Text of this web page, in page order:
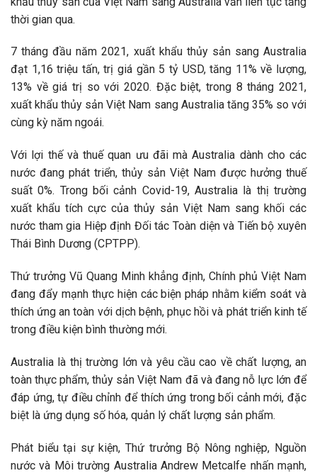
thời gian qua.
7 tháng đầu năm 2021, xuất khẩu thủy sản sang Australia
đạt 1,16 triệu tấn, trị giá gần 5 tỷ USD, tăng 11% về lượng,
13% về giá trị so với 2020. Đặc biệt, trong 8 tháng 2021,
xuất khẩu thủy sản Việt Nam sang Australia tăng 35% so với
cùng kỳ năm ngoái.
Với lợi thế và thuế quan ưu đãi mà Australia dành cho các
nước đang phát triển, thủy sản Việt Nam được hưởng thuế
suất 0%. Trong bối cảnh Covid-19, Australia là thị trường
xuất khẩu tích cực của thủy sản Việt Nam sang khối các
nước tham gia Hiệp định Đối tác Toàn diện và Tiến bộ xuyên
Thái Bình Dương (CPTPP).
Thứ trưởng Vũ Quang Minh khẳng định, Chính phủ Việt Nam
đang đẩy mạnh thực hiện các biện pháp nhằm kiểm soát và
thích ứng an toàn với dịch bệnh, phục hồi và phát triển kinh tế
trong điều kiện bình thường mới.
Australia là thị trường lớn và yêu cầu cao về chất lượng, an
toàn thực phẩm, thủy sản Việt Nam đã và đang nỗ lực lớn để
đáp ứng, tự điều chỉnh để thích ứng trong bối cảnh mới, đặc
biệt là ứng dụng số hóa, quản lý chất lượng sản phẩm.
Phát biểu tại sự kiện, Thứ trưởng Bộ Nông nghiệp, Nguồn
nước và Môi trường Australia Andrew Metcalfe nhấn mạnh,